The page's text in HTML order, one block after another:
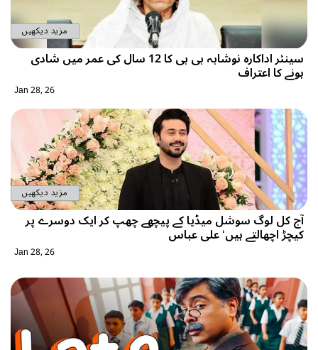
مزید دیکھیں
سینئر اداکارہ نوشابہ بی بی کا 12 سال کی عمر میں شادی
ہونے کا اعتراف
Jan 28, 26
مزید دیکھیں
آج کل لوگ سوشل میڈیا کے پیچھے چھپ کر ایک دوسرے پر
کیچڑ اچھالتے ہیں‘ علی عباس
Jan 28, 26